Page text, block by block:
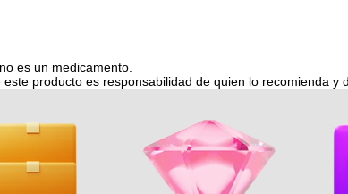
es un medicamento.
este producto es responsabilidad de quien lo recomienda y